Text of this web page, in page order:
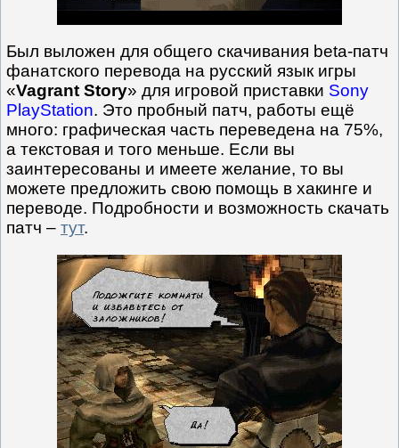
Был выложен для общего скачивания beta-патч
фанатского перевода на русский язык игры
«Vagrant Story» для игровой приставки Sony
PlayStation. Это пробный патч, работы ещё
много: графическая часть переведена на 75%,
а текстовая и того меньше. Если вы
заинтересованы и имеете желание, то вы
можете предложить свою помощь в хакинге и
переводе. Подробности и возможность скачать
патч – тут.